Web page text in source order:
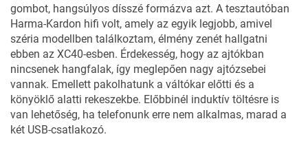
gombot, hangsúlyos dísszé formázva azt. A tesztautóban
Harma-Kardon hifi volt, amely az egyik legjobb, amivel
széria modellben találkoztam, élmény zenét hallgatni
ebben az XC40-esben. Érdekesség, hogy az ajtókban
nincsenek hangfalak, így meglepően nagy ajtózsebei
vannak. Emellett pakolhatunk a váltókar előtti és a
könyöklő alatti rekeszekbe. Előbbinél induktív töltésre is
van lehetőség, ha telefonunk erre nem alkalmas, marad a
két USB-csatlakozó.